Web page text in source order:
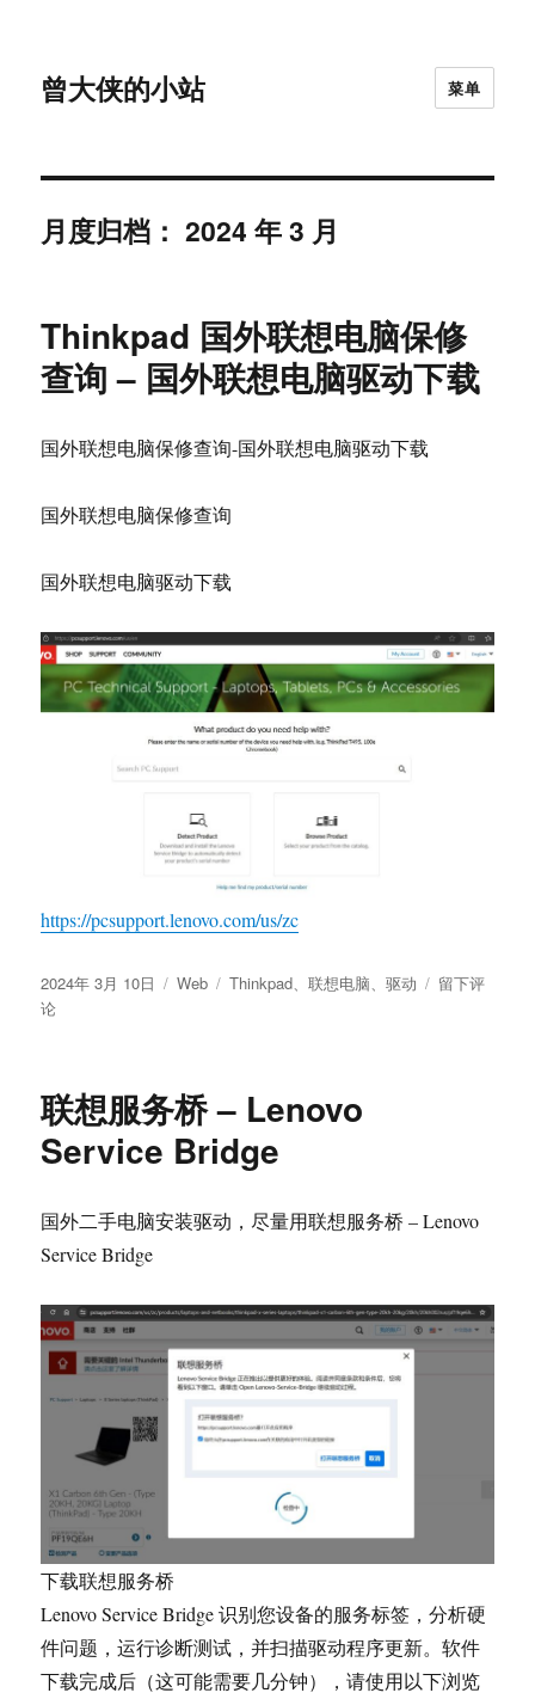
曾大侠的小站 菜单
月度归档：2024 年 3 月
Thinkpad 国外联想电脑保修
查询 – 国外联想电脑驱动下载
国外联想电脑保修查询-国外联想电脑驱动下载
国外联想电脑保修查询
国外联想电脑驱动下载
https://pcsupport.lenovo.com/us/zc
发
布
2024年 3月 10日
分
Web
标
Thinkpad 、联想电脑 、驱动
于
查
国
外
留下评
论
联想服务桥 – Lenovo
Service Bridge
国外二手电脑安装驱动，尽量用联想服务桥 – Lenovo
Service Bridge
下载联想服务桥
Lenovo Service Bridge 识别您设备的服务标签，分析硬
件问题，运行诊断测试，并扫描驱动程序更新。软件
下载完成后（这可能需要几分钟），请使用以下浏览